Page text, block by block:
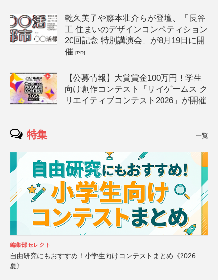
乾久美子や藤本壮介らが登壇、「長谷
工 住まいのデザインコンペティション
20回記念 特別講演会」が8月19日に開
催[PR]
【公募情報】大賞賞金100万円！学生
向け創作コンテスト「サイゲームス ク
リエイティブコンテスト2026」が開催
特集 一覧
編集部セレクト
自由研究にもおすすめ！小学生向けコンテストまとめ《2026
夏》